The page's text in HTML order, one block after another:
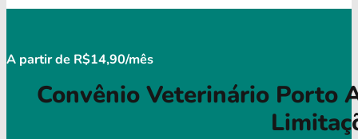
A partir de R$14,90/mês
Convênio Veterinário Porto